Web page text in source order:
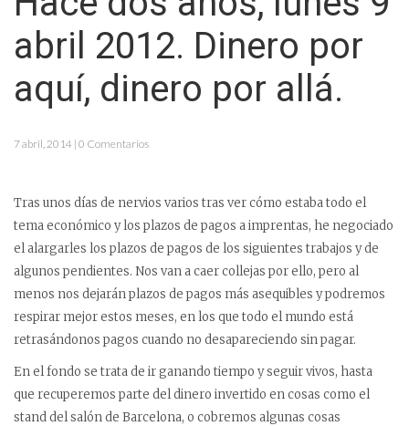
abril 2012. Dinero por
aquí, dinero por allá.
7 abril, 2014 | 0 Comentarios
Tras unos días de nervios varios tras ver cómo estaba todo el
tema económico y los plazos de pagos a imprentas, he negociado
el alargarles los plazos de pagos de los siguientes trabajos y de
algunos pendientes. Nos van a caer collejas por ello, pero al
menos nos dejarán plazos de pagos más asequibles y podremos
respirar mejor estos meses, en los que todo el mundo está
retrasándonos pagos cuando no desapareciendo sin pagar.
En el fondo se trata de ir ganando tiempo y seguir vivos, hasta
que recuperemos parte del dinero invertido en cosas como el
stand del salón de Barcelona, o cobremos algunas cosas